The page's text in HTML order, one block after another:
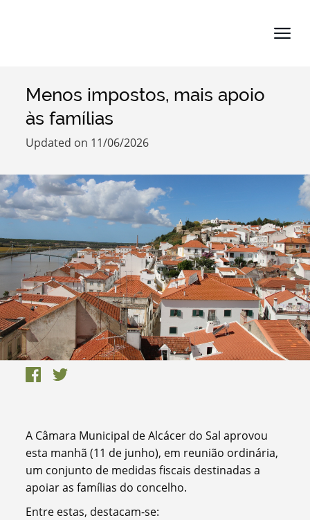
Search term
Categories
Filters
Menos impostos, mais apoio
às famílias
Updated on 11/06/2026
A Câmara Municipal de Alcácer do Sal aprovou
esta manhã (11 de junho), em reunião ordinária,
um conjunto de medidas fiscais destinadas a
apoiar as famílias do concelho.
Entre estas, destacam-se: